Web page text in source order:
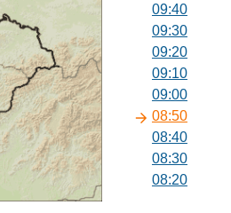
09:40
09:30
09:20
09:10
09:00
08:50
08:40
08:30
08:20